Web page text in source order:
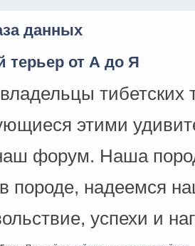
данных
терьер от А до Я
этими
форум. Наша
породе, надеемся
успехи и